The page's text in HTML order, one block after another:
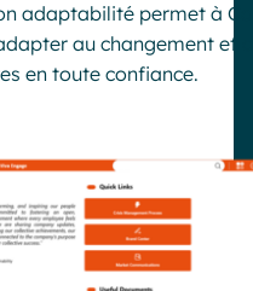
adaptabilité permet à
au changement et
en toute confiance.